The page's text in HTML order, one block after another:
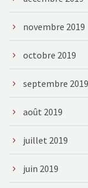
novembre 2019
octobre 2019
septembre 2019
août 2019
juillet 2019
juin 2019